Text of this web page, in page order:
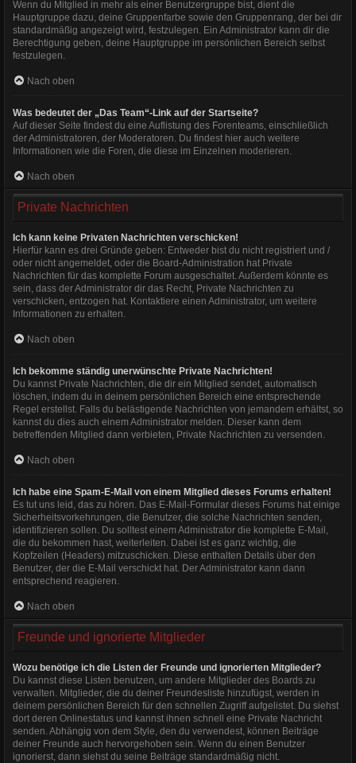
Wenn du Mitglied in mehr als einer Benutzergruppe bist, dient die
Hauptgruppe dazu, deine Gruppenfarbe sowie den Gruppenrang, der bei dir
standardmäßig angezeigt wird, festzulegen. Ein Administrator kann dir die
Berechtigung geben, deine Hauptgruppe im persönlichen Bereich selbst
festzulegen.
Nach oben
Was bedeutet der „Das Team“-Link auf der Startseite?
Auf dieser Seite findest du eine Auflistung des Forenteams, einschließlich
der Administratoren, der Moderatoren. Du findest hier auch weitere
Informationen wie die Foren, die diese im Einzelnen moderieren.
Nach oben
Private Nachrichten
Ich kann keine Privaten Nachrichten verschicken!
Hierfür kann es drei Gründe geben: Entweder bist du nicht registriert und /
oder nicht angemeldet, oder die Board-Administration hat Private
Nachrichten für das komplette Forum ausgeschaltet. Außerdem könnte es
sein, dass der Administrator dir das Recht, Private Nachrichten zu
verschicken, entzogen hat. Kontaktiere einen Administrator, um weitere
Informationen zu erhalten.
Nach oben
Ich bekomme ständig unerwünschte Private Nachrichten!
Du kannst Private Nachrichten, die dir ein Mitglied sendet, automatisch
löschen, indem du in deinem persönlichen Bereich eine entsprechende
Regel erstellst. Falls du belästigende Nachrichten von jemandem erhältst, so
kannst du dies auch einem Administrator melden. Dieser kann dem
betreffenden Mitglied dann verbieten, Private Nachrichten zu versenden.
Nach oben
Ich habe eine Spam-E-Mail von einem Mitglied dieses Forums erhalten!
Es tut uns leid, das zu hören. Das E-Mail-Formular dieses Forums hat einige
Sicherheitsvorkehrungen, die Benutzer, die solche Nachrichten senden,
identifizieren sollen. Du solltest einem Administrator die komplette E-Mail,
die du bekommen hast, weiterleiten. Dabei ist es ganz wichtig, die
Kopfzeilen (Headers) mitzuschicken. Diese enthalten Details über den
Benutzer, der die E-Mail verschickt hat. Der Administrator kann dann
entsprechend reagieren.
Nach oben
Freunde und ignorierte Mitglieder
Wozu benötige ich die Listen der Freunde und ignorierten Mitglieder?
Du kannst diese Listen benutzen, um andere Mitglieder des Boards zu
verwalten. Mitglieder, die du deiner Freundesliste hinzufügst, werden in
deinem persönlichen Bereich für den schnellen Zugriff aufgelistet. Du siehst
dort deren Onlinestatus und kannst ihnen schnell eine Private Nachricht
senden. Abhängig von dem Style, den du verwendest, können Beiträge
deiner Freunde auch hervorgehoben sein. Wenn du einen Benutzer
ignorierst, dann siehst du seine Beiträge standardmäßig nicht.